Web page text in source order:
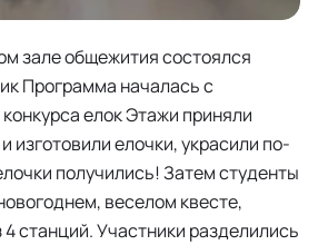
зале общежития состоялся
Программа началась с
елок Этажи приняли
изготовили елочки, украсили по-
получились! Затем студенты
веселом квесте,
станций. Участники разделились